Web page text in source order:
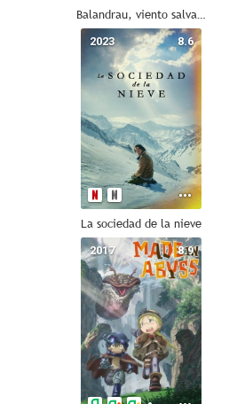
Balandrau, viento salvaje
8.6
2023
La sociedad de la nieve
8.9
2017